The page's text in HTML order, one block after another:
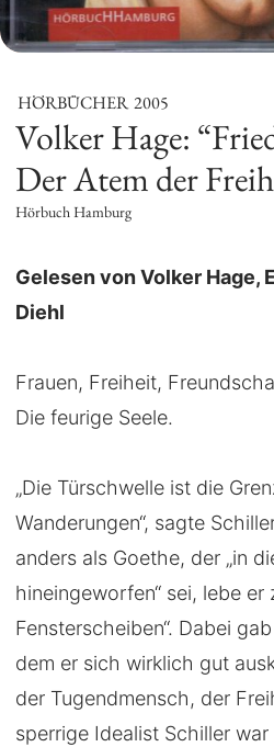
HÖRBÜCHER 2005
Volker Hage:
Der Atem der
Hörbuch Hamburg
Gelesen von Volker Hage,
Diehl
Frauen, Freiheit,
Die feurige Seele.
„Die Türschwelle ist die
Wanderungen“, sagte
anders als Goethe, der „in
hineingeworfen“ sei, lebe er
Fensterscheiben“. Dabei
dem er sich wirklich gut
der Tugendmensch, der
sperrige Idealist Schiller war